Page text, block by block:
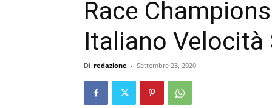
Race
Italiano Velocità
Di redazione - Settembre 23, 2020